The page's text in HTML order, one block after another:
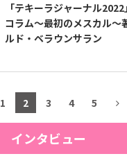
「テキーラジャーナル
コラム～最初のメスカル～
ルド・ベラウンサラン
1 2 3 4 5
インタビュー